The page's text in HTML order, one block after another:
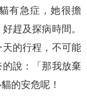
有急症，她很擔
趕及探病時間。
的行程，不可能
說：「那我放棄
的安危呢！